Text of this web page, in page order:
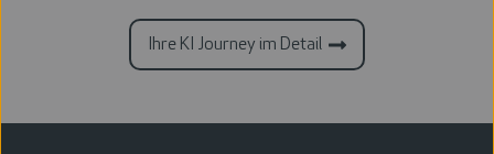
laufender Betreuung
und Optimierung.
Ihre KI Journey im Detail